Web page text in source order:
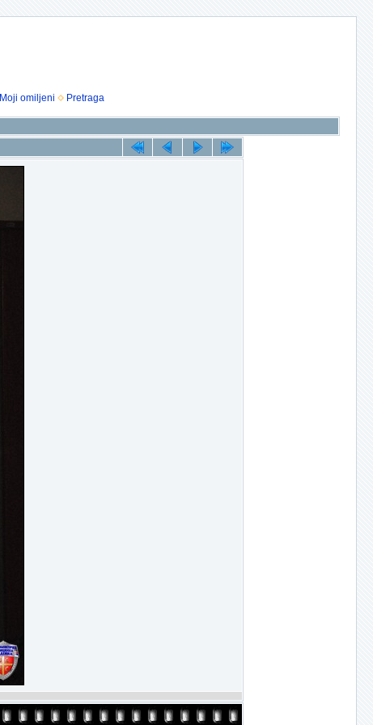
Moji omiljeni Pretraga